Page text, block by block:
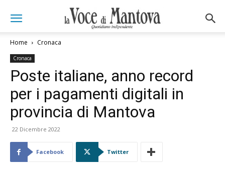
Home Cronaca
Cronaca
Poste italiane, anno record
per i pagamenti digitali in
provincia di Mantova
22 Dicembre 2022
Facebook Twitter